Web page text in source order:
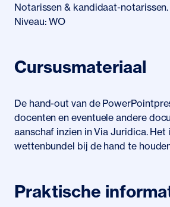
Notarissen & kandidaat-notarissen.
Niveau: WO
Cursusmateriaal
De hand-out van de
docenten en eventuele andere
aanschaf inzien in ViaJuridica. Het
wettenbundel bij de hand te
Praktische